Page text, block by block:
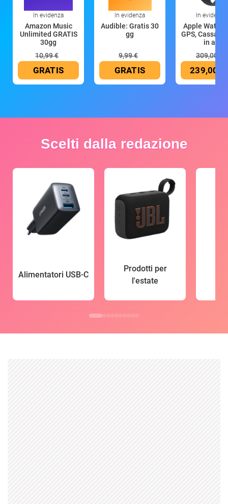
In evidenza
Amazon Music
Unlimited GRATIS
30gg
10,99 €
GRATIS
In evidenza
Audible: Gratis 30
gg
9,99 €
GRATIS
In evidenza
Apple Watch
GPS, Cassa
in all
309,00 €
239,00 €
Scelti dalla redazione
Alimentatori USB-C
Prodotti per
l'estate